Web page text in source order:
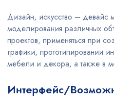
Дизайн, искусство – девайс
моделирования различных
проектов, применяться при
графики, прототипировании
мебели и декора, а также в
Интерфейс/